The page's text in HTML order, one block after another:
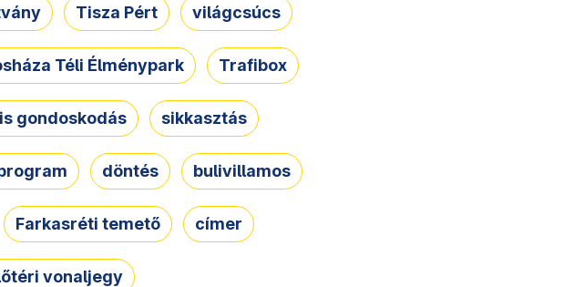
Tisza Pért világcsúcs
Téli Élménypark Trafibox
gondoskodás sikkasztás
döntés bulivillamos
Farkasréti temető címer
vonaljegy